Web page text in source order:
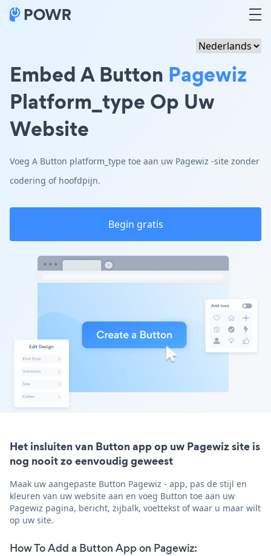
Embed A Button Pagewiz
Platform_type Op Uw
Website
Voeg A Button platform_type toe aan uw Pagewiz -site zonder
codering of hoofdpijn.
Begin gratis
Het insluiten van Button app op uw Pagewiz site is
nog nooit zo eenvoudig geweest
Maak uw aangepaste Button Pagewiz - app, pas de stijl en
kleuren van uw website aan en voeg Button toe aan uw
Pagewiz pagina, bericht, zijbalk, voettekst of waar u maar wilt
op uw site.
How To Add a Button App on Pagewiz: